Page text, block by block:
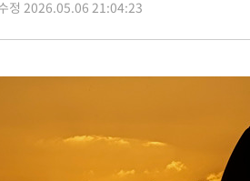
정 2026.05.06 21:04:23